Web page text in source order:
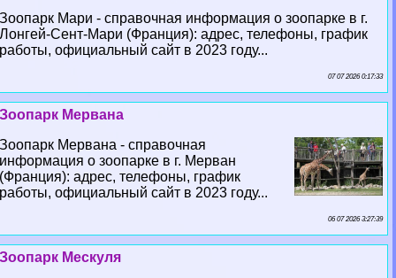
Зоопарк Мари - справочная информация о зоопарке в г.
Лонгeй-Сент-Мари (Франция): адрес, телефоны, график
работы, официальный сайт в 2023 году...
07 07 2026 0:17:33
Зоопарк Мервана
Зоопарк Мервана - справочная
информация о зоопарке в г. Мерван
(Франция): адрес, телефоны, график
работы, официальный сайт в 2023 году...
06 07 2026 3:27:39
Зоопарк Мескуля